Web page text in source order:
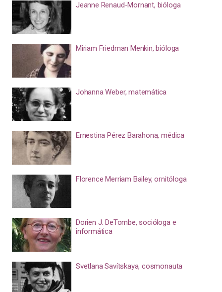
Jeanne Renaud-Mornant, bióloga
Miriam Friedman Menkin, bióloga
Johanna Weber, matemática
Ernestina Pérez Barahona, médica
Florence Merriam Bailey, ornitóloga
Dorien J. DeTombe, socióloga e
informática
Svetlana Savítskaya, cosmonauta